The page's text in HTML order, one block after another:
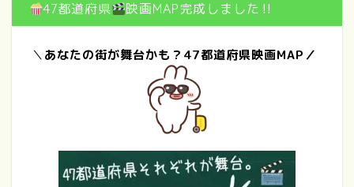
47都道府県 映画MAP完成しました‼
＼あなたの街が舞台かも？47都道府県映画MAP／